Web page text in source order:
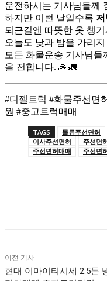
운전하시는 기사님들께
하지만 이런 날일수록
퇴근길엔 따뜻한 옷 챙
오늘도 낮과 밤을 가리
모든 화물운송 기사님
을 전합니다. 🙏🚛
#디젤트럭 #화물주선면
원 #중고트럭매매
TAGS 물류주선면허
이사주선면허
주선면
주선면허매매
주선면
이전 기사
현대 이마이티시세 2.5톤